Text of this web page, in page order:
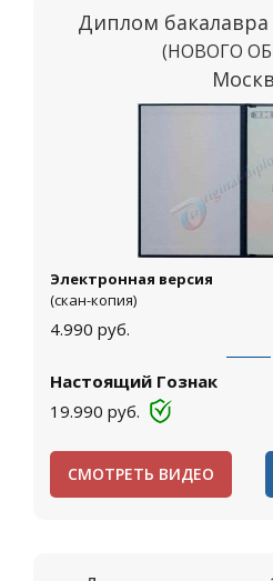
Диплом бакалавра
(НОВОГО
Электронная версия
(скан-копия)
4.990 руб.
Настоящий Гознак
19.990 руб.
СМОТРЕТЬ ВИДЕО